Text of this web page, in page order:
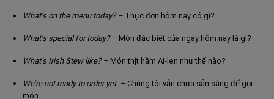
What’s on the menu today? – Thực đơn hôm nay có gì?
What’s special for today? – Món đặc biệt của ngày hôm nay là gì?
What’s Irish Stew like? – Món thịt hầm Ai-len như thế nào?
We’re not ready to order yet. – Chúng tôi vẫn chưa sẵn sàng để gọi
món.